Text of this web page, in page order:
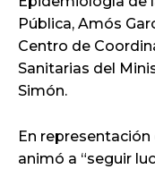
Pública, Amós
Centro de
Sanitarias del
Simón.
En representación
animó a “seguir